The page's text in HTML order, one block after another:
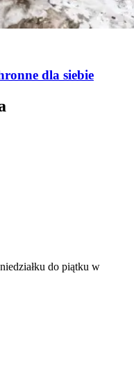
dla siebie
do piątku w